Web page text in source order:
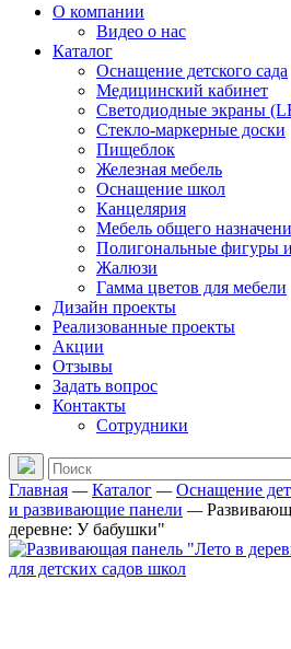
О компании
Видео о нас
Каталог
Оснащение детского сада
Медицинский кабинет
Светодиодные экраны
Стекло-маркерные доски
Пищеблок
Железная мебель
Оснащение школ
Канцелярия
Мебель общего
Полигональные фигуры
Жалюзи
Гамма цветов для мебели
Дизайн проекты
Реализованные проекты
Акции
Отзывы
Задать вопрос
Контакты
Сотрудники
Главная —Каталог —Оснащение
и развивающие панели —
деревне: У бабушки"